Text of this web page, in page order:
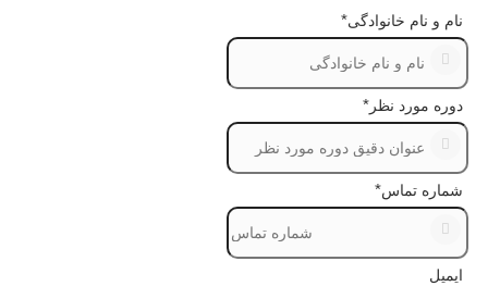
نام و نام خانوادگی*
دوره مورد نظر *
شماره تماس*
ایمیل